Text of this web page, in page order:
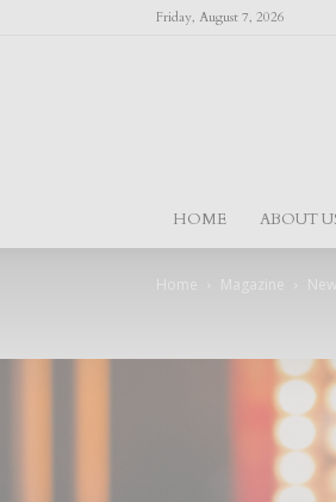
Friday, August 7, 2026
HOME ABOUT
Home Magazine